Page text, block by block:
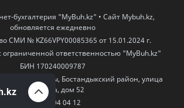
бухгалтерия "MyBuh.kz" • Сайт Mybuh.kz,
обновляется ежедневно
СМИ № KZ66VPY00085365 от 15.01.2024 г.
ответственностью "MyBuh.kz"
БИН 170240009787
город Алматы, Бостандыкский район, улица
Егизбаева, дом 52
+7 777 504 04 12